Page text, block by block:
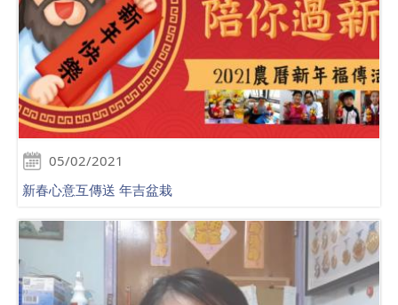
05/02/2021
新春心意互傳送 年吉盆栽